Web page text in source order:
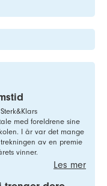
med foreldrene sine
I år var det mange
av en premie
vinner.
Les mer